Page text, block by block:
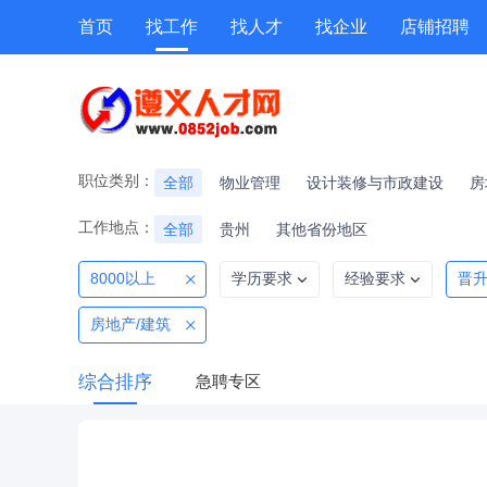
首页 找工作 找人才 找企业 店铺招聘
职位类别： 全部 物业管理 设计装修与市政建设
工作地点： 全部 贵州 其他省份地区
8000以上 学历要求 经验要求 晋
房地产/建筑
综合排序 急聘专区